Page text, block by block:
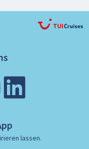
lassen.